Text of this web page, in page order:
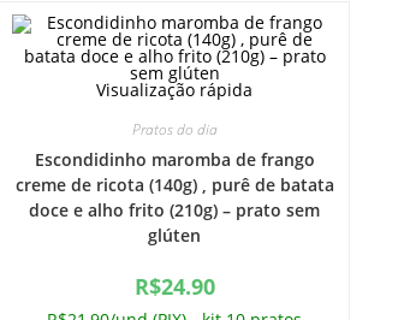
Visualização rápida
Pratos do dia
Escondidinho maromba de frango
creme de ricota (140g) , purê de batata
doce e alho frito (210g) – prato sem
glúten
R$24.90